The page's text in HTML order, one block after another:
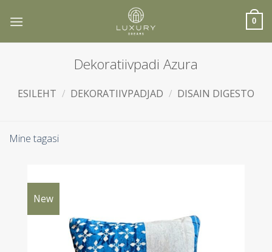
0
Dekoratiivpadi Azura
ESILEHT / DEKORATIIVPADJAD / DISAIN DIGESTO
Mine tagasi
New